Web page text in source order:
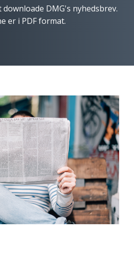
DMG's nyhedsbrev.
er i PDF format.